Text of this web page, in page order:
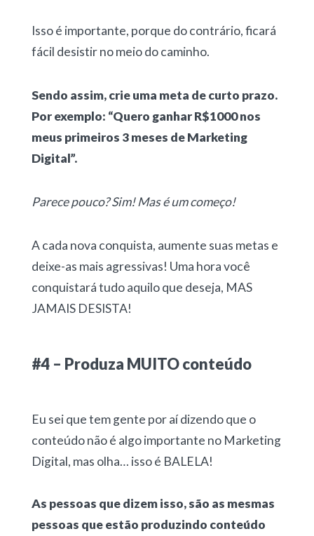
Isso é importante, porque do contrário, ficará
fácil desistir no meio do caminho.
Sendo assim, crie uma meta de curto prazo.
Por exemplo: “Quero ganhar R$1000 nos
meus primeiros 3 meses de Marketing
Digital”.
Parece pouco? Sim! Mas é um começo!
A cada nova conquista, aumente suas metas e
deixe-as mais agressivas! Uma hora você
conquistará tudo aquilo que deseja, MAS
JAMAIS DESISTA!
#4 – Produza MUITO conteúdo
Eu sei que tem gente por aí dizendo que o
conteúdo não é algo importante no Marketing
Digital, mas olha… isso é BALELA!
As pessoas que dizem isso, são as mesmas
pessoas que estão produzindo conteúdo